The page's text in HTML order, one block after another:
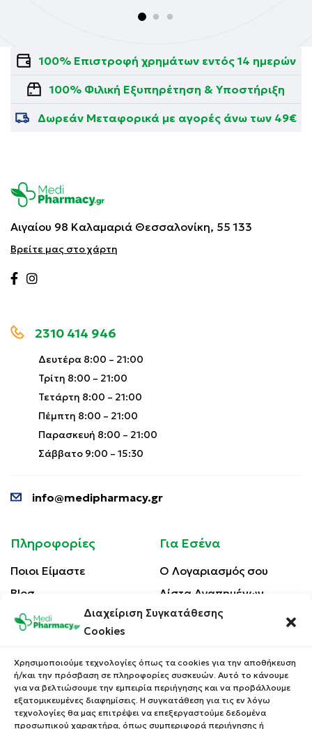
Διαχείριση Συγκατάθεσης
Cookies
Χρησιμοποιούμε τεχνολογίες όπως τα cookies για την αποθήκευση
ή/και την πρόσβαση σε πληροφορίες συσκευών. Αυτό το κάνουμε
για να βελτιώσουμε την εμπειρία περιήγησης και να προβάλλουμε
εξατομικευμένες διαφημίσεις. Η συγκατάθεση για τις εν λόγω
τεχνολογίες θα μας επιτρέψει να επεξεργαστούμε δεδομένα
προσωπικού χαρακτήρα, όπως συμπεριφορά περιήγησης ή
100% Επιστροφή χρημάτων εντός 14 ημερών
100% Φιλική Εξυπηρέτηση & Υποστήριξη
Δωρεάν Μεταφορικά με αγορές άνω των 49€
Αιγαίου 98 Καλαμαριά Θεσσαλονίκη, 55 133
Βρείτε μας στο χάρτη
2310 414 946
Δευτέρα 8:00 – 21:00
Τρίτη 8:00 – 21:00
Τετάρτη 8:00 – 21:00
Πέμπτη 8:00 – 21:00
Παρασκευή 8:00 – 21:00
Σάββατο 9:00 – 15:30
info@medipharmacy.gr
Πληροφορίες
Ποιοι Είμαστε
Blog
Επικοινωνία
Πολιτική Απορρήτου
Τρόποι Αποστολής
Τρόποι Πληρωμής
Για Εσένα
Ο Λογαριασμός σου
Λίστα Αγαπημένων
Οι Παραγγελίες σου
Κέρδισε Κουπόνι
Έκπτωσης